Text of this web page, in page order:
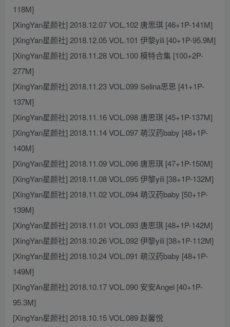
118M]
[XingYan星颜社] 2018.12.07 VOL.102 唐思琪 [46+1P-141M]
[XingYan星颜社] 2018.12.05 VOL.101 伊黎yili [40+1P-95.9M]
[XingYan星颜社] 2018.11.28 VOL.100 模特合集 [100+2P-
277M]
[XingYan星颜社] 2018.11.23 VOL.099 Selina思思 [41+1P-
137M]
[XingYan星颜社] 2018.11.16 VOL.098 唐思琪 [45+1P-137M]
[XingYan星颜社] 2018.11.14 VOL.097 萌汉药baby [48+1P-
140M]
[XingYan星颜社] 2018.11.09 VOL.096 唐思琪 [47+1P-150M]
[XingYan星颜社] 2018.11.08 VOL.095 伊黎yili [38+1P-132M]
[XingYan星颜社] 2018.11.02 VOL.094 萌汉药baby [50+1P-
139M]
[XingYan星颜社] 2018.11.01 VOL.093 唐思琪 [48+1P-142M]
[XingYan星颜社] 2018.10.26 VOL.092 伊黎yili [38+1P-112M]
[XingYan星颜社] 2018.10.24 VOL.091 萌汉药baby [48+1P-
149M]
[XingYan星颜社] 2018.10.17 VOL.090 安安Angel [40+1P-
95.3M]
[XingYan星颜社] 2018.10.15 VOL.089 赵馨悦